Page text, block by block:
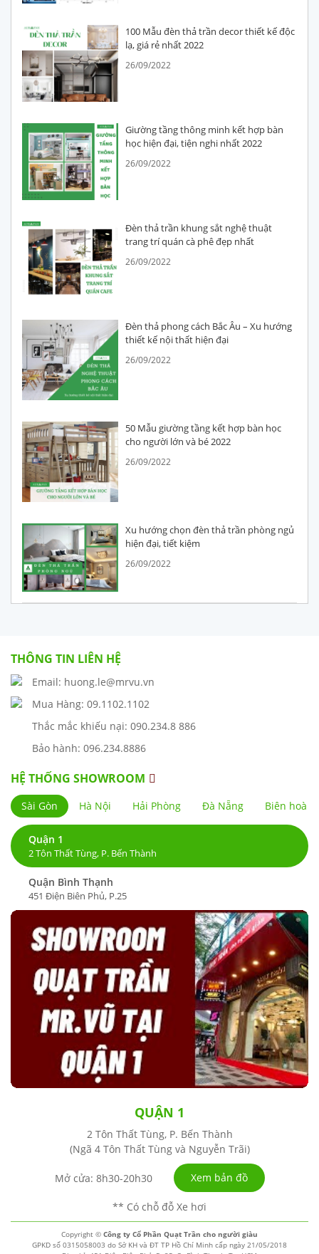
100 Mẫu đèn thả trần decor thiết kế độc
lạ, giá rẻ nhất 2022
26/09/2022
Giường tầng thông minh kết hợp bàn
học hiện đại, tiện nghi nhất 2022
26/09/2022
Đèn thả trần khung sắt nghệ thuật
trang trí quán cà phê đẹp nhất
26/09/2022
Đèn thả phong cách Bắc Âu – Xu hướng
thiết kế nội thất hiện đại
26/09/2022
50 Mẫu giường tầng kết hợp bàn học
cho người lớn và bé 2022
26/09/2022
Xu hướng chọn đèn thả trần phòng ngủ
hiện đại, tiết kiệm
26/09/2022
THÔNG TIN LIÊN HỆ
Email: huong.le@mrvu.vn
Mua Hàng: 09.1102.1102
Thắc mắc khiếu nại: 090.234.8 886
Bảo hành: 096.234.8886
HỆ THỐNG SHOWROOM
Sài Gòn Hà Nội Hải Phòng Đà Nẵng Biên hoà
Quận 1
2 Tôn Thất Tùng, P. Bến Thành
Quận Bình Thạnh
451 Điện Biên Phủ, P.25
QUẬN 1
2 Tôn Thất Tùng, P. Bến Thành
(Ngã 4 Tôn Thất Tùng và Nguyễn Trãi)
Mở cửa: 8h30-20h30 Xem bản đồ
** Có chỗ đỗ Xe hơi
Copyright © Công ty Cổ Phần Quạt Trần cho người giàu
GPKD số 0315058003 do Sở KH và ĐT TP Hồ Chí Minh cấp ngày 21/05/2018